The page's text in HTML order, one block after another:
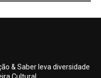
& Saber leva diversidade
Cultural